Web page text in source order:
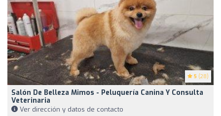
5 (28)
Salón De Belleza Mimos - Peluquería Canina Y Consulta
Veterinaria
Ver dirección y datos de contacto